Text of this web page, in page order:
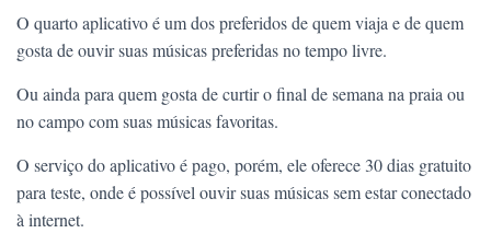
O quarto aplicativo é um dos preferidos de quem viaja e de quem
gosta de ouvir suas músicas preferidas no tempo livre.
Ou ainda para quem gosta de curtir o final de semana na praia ou
no campo com suas músicas favoritas.
O serviço do aplicativo é pago, porém, ele oferece 30 dias gratuito
para teste, onde é possível ouvir suas músicas sem estar conectado
à internet.